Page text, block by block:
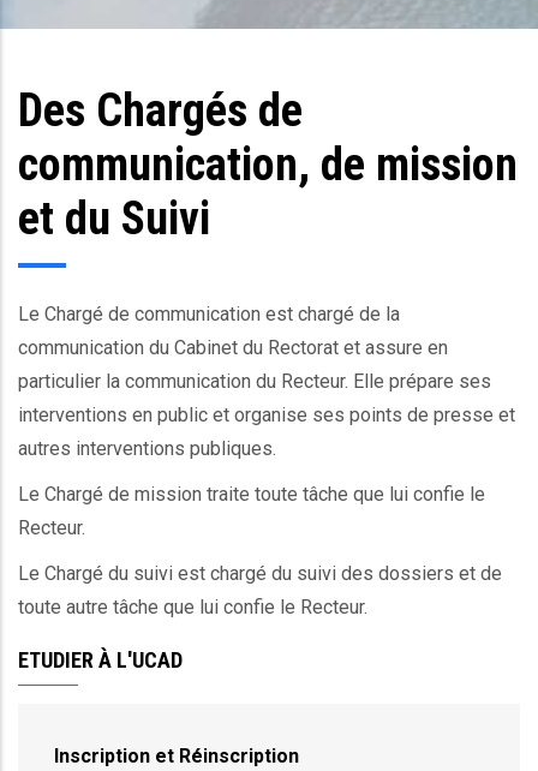
d'Ariane
Des Chargés de
communication, de mission
et du Suivi
Le Chargé de communication est chargé de la
communication du Cabinet du Rectorat et assure en
particulier la communication du Recteur. Elle prépare ses
interventions en public et organise ses points de presse et
autres interventions publiques.
Le Chargé de mission traite toute tâche que lui confie le
Recteur.
Le Chargé du suivi est chargé du suivi des dossiers et de
toute autre tâche que lui confie le Recteur.
ETUDIER À L'UCAD
Inscription et Réinscription